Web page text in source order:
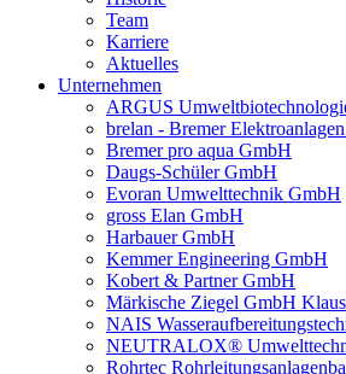
Team
Karriere
Aktuelles
Unternehmen
ARGUS
brelan - Bremer
Bremer pro aqua GmbH
Daugs-Schüler GmbH
Evoran Umwelt­technik GmbH
gross Elan GmbH
Harbauer GmbH
Kemmer Engineering GmbH
Kobert & Partner GmbH
Märkische Ziegel GmbH
NAIS
NEUTRALOX®
Rohrtec